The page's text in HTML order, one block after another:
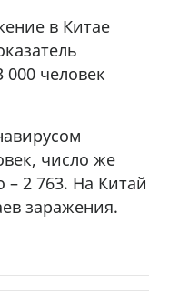
в Китае
000 человек
число же
– 2 763. На Китай
заражения.